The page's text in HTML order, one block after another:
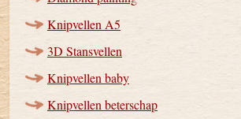
Knipvellen A5
3D Stansvellen
Knipvellen baby
Knipvellen beterschap